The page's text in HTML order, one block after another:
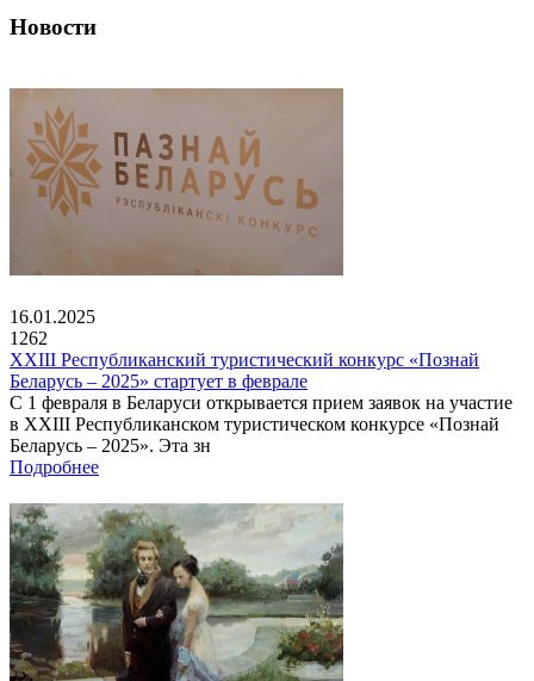
Новости
16.01.2025
1262
XXIII Республиканский туристический конкурс «Познай
Беларусь – 2025» стартует в феврале
С 1 февраля в Беларуси открывается прием заявок на участие
в XXIII Республиканском туристическом конкурсе «Познай
Беларусь – 2025». Эта зн
Подробнее